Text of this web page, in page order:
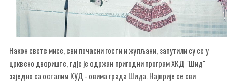
Након свете мисе, сви почасни гости и жупљани, запутили су се у
црквено двориште, гдје је одржан пригодни програм ХКД "Шид"
заједно са осталим КУД - овима града Шида. Најприје се сви